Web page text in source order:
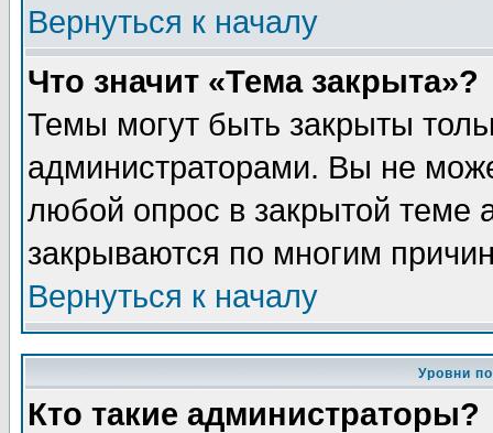
Вернуться к началу
Что значит «Тема закрыта»?
Темы могут быть закрыты
администраторами. Вы не
любой опрос в закрытой теме
закрываются по многим
Вернуться к началу
Уровни
Кто такие администраторы?